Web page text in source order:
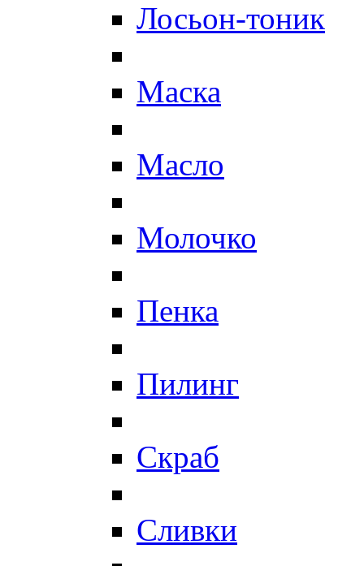
Лосьон-тоник
Маска
Масло
Молочко
Пенка
Пилинг
Скраб
Сливки